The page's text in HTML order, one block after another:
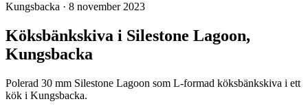
Kungsbacka · 8 november 2023
Köksbänkskiva i Silestone Lagoon,
Kungsbacka
Polerad 30 mm Silestone Lagoon som L-formad köksbänkskiva i ett
kök i Kungsbacka.